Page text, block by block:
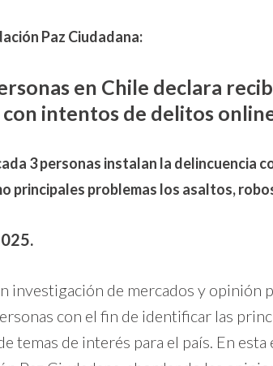
Paz Ciudadana:
en Chile declara
intentos de delitos
3 personas instalan la delincuencia
principales problemas los asaltos,
investigación de mercados y opinión
con el fin de identificar las
temas de interés para el país. En